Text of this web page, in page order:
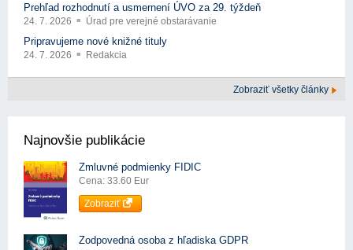
Prehľad rozhodnutí a usmernení ÚVO za 29. týždeň
24. 7. 2026 Úrad pre verejné obstarávanie
Pripravujeme nové knižné tituly
24. 7. 2026 Redakcia
Zobraziť všetky články
Najnovšie publikácie
Zmluvné podmienky FIDIC
Cena: 33.60 Eur
Zobraziť
Zodpovedná osoba z hľadiska GDPR